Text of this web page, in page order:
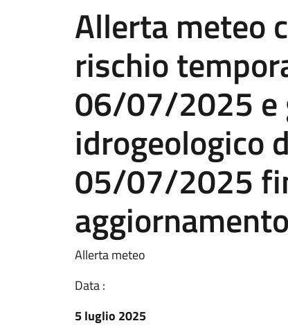
Allerta meteo
rischio
06/07/2025 e
idrogeologico
05/07/2025
aggiornamento
Allerta meteo
Data :
5 luglio 2025